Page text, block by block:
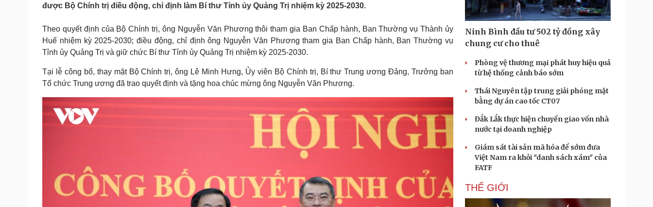
Vụ án
Tư vấn luật
Vũ khí
Phân tích
Bóng đá
Thế giới thể thao
eSports
Hậu trường
Ô tô
Tư vấn
Thông tin doanh nghiệp
Doanh nghiệp 24h
Doanh nhân
Vì cộng đồng
Sành điệu
Tin Công nghệ
Trải nghiệm
Chuyển đổi số
Sức khỏe
Dinh dưỡng - món ngon
Sản phụ khoa
Nhi khoa
Nam khoa
Nhà đẹp
Blog
Tình yêu - Gia đình
Văn hóa
Sân khấu - Điện ảnh
Văn học
Âm nhạc
Thời trang
Sao Việt
check-in
Podcast
Đọc truyện đêm khuya
Cửa sổ tình yêu
Hạt giống tâm hồn
được Bộ Chính trị điều động, chỉ định làm Bí thư Tỉnh ủy Quảng Trị nhiệm kỳ 2025-2030.
Theo quyết định của Bộ Chính trị, ông Nguyễn Văn Phương thôi tham gia Ban Chấp hành, Ban Thường vụ Thành ủy
Huế nhiệm kỳ 2025-2030; điều động, chỉ định ông Nguyễn Văn Phương tham gia Ban Chấp hành, Ban Thường vụ
Tỉnh ủy Quảng Trị và giữ chức Bí thư Tỉnh ủy Quảng Trị nhiệm kỳ 2025-2030.
Tại lễ công bố, thay mặt Bộ Chính trị, ông Lê Minh Hưng, Ủy viên Bộ Chính trị, Bí thư Trung ương Đảng, Trưởng ban
Tổ chức Trung ương đã trao quyết định và tặng hoa chúc mừng ông Nguyễn Văn Phương.
Ninh Bình đầu tư 502 tỷ đồng xây
chung cư cho thuê
Phòng vệ thương mại phát huy hiệu quả
từ hệ thống cảnh báo sớm
Thái Nguyên tập trung giải phóng mặt
bằng dự án cao tốc CT07
Đắk Lắk thực hiện chuyển giao vốn nhà
nước tại doanh nghiệp
Giám sát tài sản mã hóa để sớm đưa
Việt Nam ra khỏi "danh sách xám" của
FATF
THẾ GIỚI